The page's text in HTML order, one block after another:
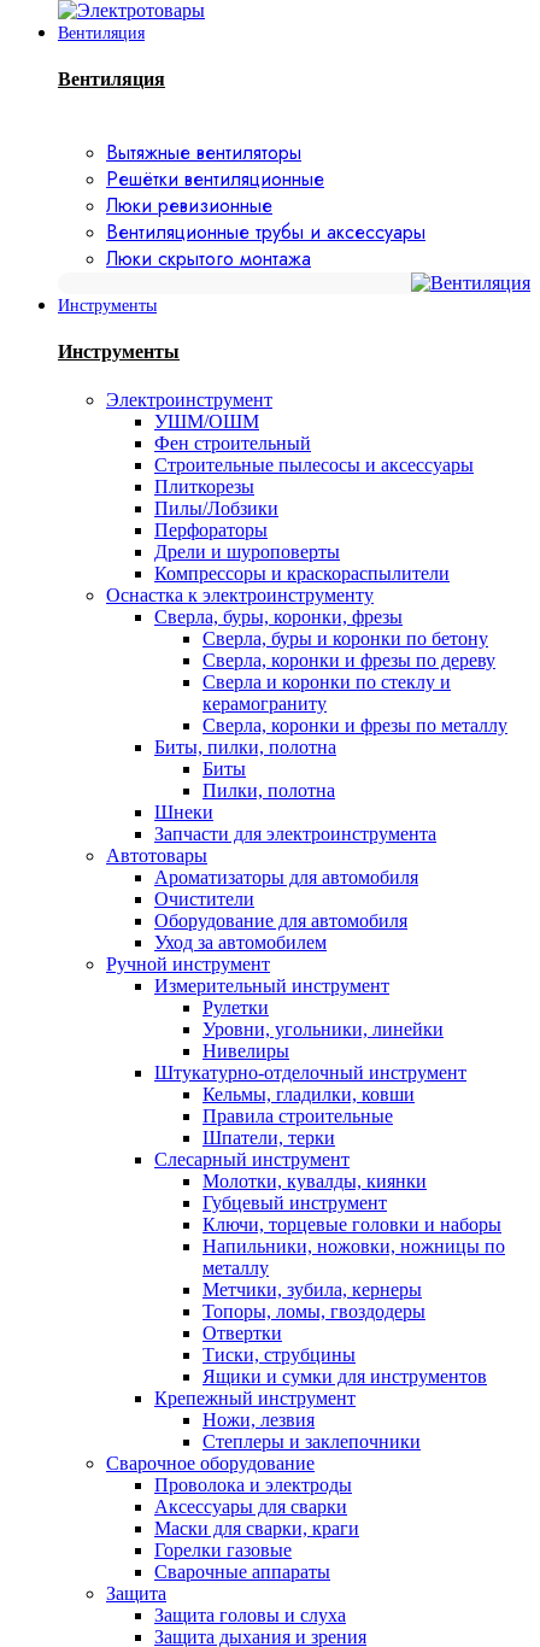
Вентиляция
Вентиляция
Вытяжные вентиляторы
Решётки вентиляционные
Люки ревизионные
Вентиляционные трубы и аксессуары
Люки скрытого монтажа
Инструменты
Инструменты
Электроинструмент
УШМ/ОШМ
Фен строительный
Строительные пылесосы и аксессуары
Плиткорезы
Пилы/Лобзики
Перфораторы
Дрели и шуроповерты
Компрессоры и краскораспылители
Оснастка к электроинструменту
Сверла, буры, коронки, фрезы
Сверла, буры и коронки по бетону
Сверла, коронки и фрезы по дереву
Сверла и коронки по стеклу и
керамограниту
Сверла, коронки и фрезы по металлу
Биты, пилки, полотна
Биты
Пилки, полотна
Шнеки
Запчасти для электроинструмента
Автотовары
Ароматизаторы для автомобиля
Очистители
Оборудование для автомобиля
Уход за автомобилем
Ручной инструмент
Измерительный инструмент
Рулетки
Уровни, угольники, линейки
Нивелиры
Штукатурно-отделочный инструмент
Кельмы, гладилки, ковши
Правила строительные
Шпатели, терки
Слесарный инструмент
Молотки, кувалды, киянки
Губцевый инструмент
Ключи, торцевые головки и наборы
Напильники, ножовки, ножницы по
металлу
Метчики, зубила, кернеры
Топоры, ломы, гвоздодеры
Отвертки
Тиски, струбцины
Ящики и сумки для инструментов
Крепежный инструмент
Ножи, лезвия
Степлеры и заклепочники
Сварочное оборудование
Проволока и электроды
Аксессуары для сварки
Маски для сварки, краги
Горелки газовые
Сварочные аппараты
Защита
Защита головы и слуха
Защита дыхания и зрения